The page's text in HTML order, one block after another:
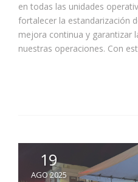
en todas las unidades
fortalecer la estandarización
mejora continua y garantizar
nuestras operaciones. Con
19
AGO 2025